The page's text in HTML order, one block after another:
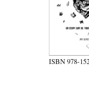
ISBN978-